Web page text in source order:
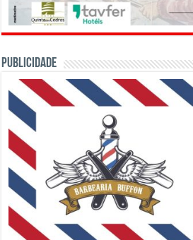
PUBLICIDADE